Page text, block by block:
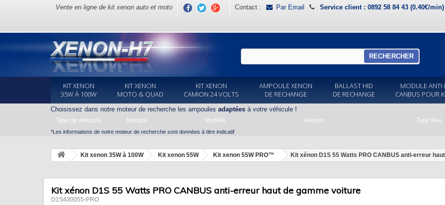
Vente en ligne de kit xenon auto et moto Contact : Par Email Service client : 0892 58 84 43 (0.40€/
RECHERCHER
KIT XENON
35W À 100W
KIT XENON
MOTO & QUAD
KIT XENON
CAMION 24 VOLTS
AMPOULE XENON
DE RECHANGE
BALLAST HID
DE RECHANGE
MODULE ANTI-
CANBUS POUR
Choisissez dans notre moteur de recherche les ampoules adaptées à votre véhicule !
Type de véhicule Marque Modèle Version Type Feu
*Les informations de notre moteur de recherche sont données à titre indicatif
Kit xenon 35W à 100W Kit xenon 55W Kit xenon 55W PRO™ Kit xénon D1S 55 Watts PRO CANBUS anti-erreur
Kit xénon D1S 55 Watts PRO CANBUS anti-erreur haut de gamme voiture
D1S430055-PRO